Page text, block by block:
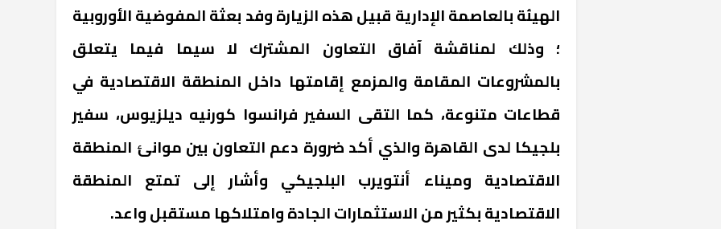
الهيئة بالعاصمة الإدارية قبيل هذه الزيارة وفد بعثة المفوضية الأوروبية
؛ وذلك لمناقشة آفاق التعاون المشترك لا سيما فيما يتعلق
بالمشروعات المقامة والمزمع إقامتها داخل المنطقة الاقتصادية في
قطاعات متنوعة، كما التقى السفير فرانسوا كورنيه ديلزيوس، سفير
بلجيكا لدى القاهرة والذي أكد ضرورة دعم التعاون بين موانئ المنطقة
الاقتصادية وميناء أنتويرب البلجيكي وأشار إلى تمتع المنطقة
الاقتصادية بكثير من الاستثمارات الجادة وامتلاكها مستقبل واعد.